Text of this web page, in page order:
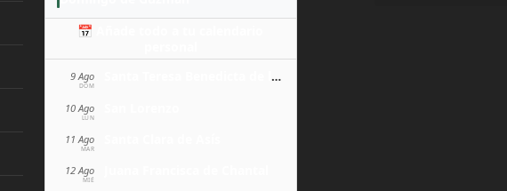
📅 Añade todo a tu calendario
9 Ago
DOM
Santa Teresa Benedicta de la Cruz
10 Ago
LUN
11 Ago
MAR
12 Ago
MIÉ